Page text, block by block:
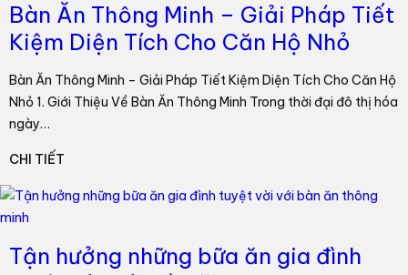
Bàn Ăn Thông Minh – Giải Pháp Tiết
Kiệm Diện Tích Cho Căn Hộ Nhỏ
Bàn Ăn Thông Minh – Giải Pháp Tiết Kiệm Diện Tích Cho Căn Hộ
Nhỏ 1. Giới Thiệu Về Bàn Ăn Thông Minh Trong thời đại đô thị hóa
ngày…
CHI TIẾT
Tận hưởng những bữa ăn gia đình